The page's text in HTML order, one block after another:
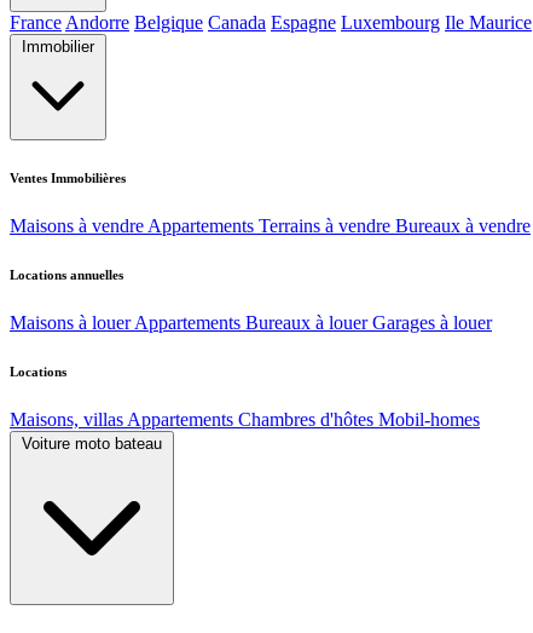
France Andorre Belgique Canada Espagne Luxembourg Ile Maurice
Immobilier
Ventes Immobilières
Maisons à vendre Appartements Terrains à vendre Bureaux à vendre
Locations annuelles
Maisons à louer Appartements Bureaux à louer Garages à louer
Locations
Maisons, villas Appartements Chambres d'hôtes Mobil-homes
Voiture moto bateau